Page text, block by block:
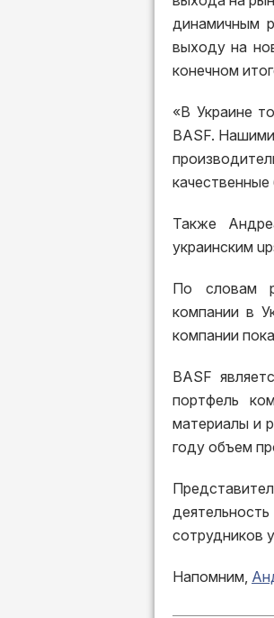
динамичным
выходу на
конечном
«В Украине
BASF.
Также
украинским
По словам
компании в
компании
BASF
портфель
материалы и
году объем
сотрудников
Напомним,